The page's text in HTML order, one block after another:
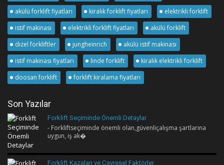
akülü forklift fiyatları
kiralık forklift fiyatları
elektrikli forklift
istif makinası
elektrikli forklift fiyatları
akülü forklift
dizel forkliftler
jungheinrich
akülü istif makinası
istif makinası fiyatları
linde forklift
kiralık elektrikli forklift
doosan forklift
forklift kiralama fiyatları
Son Yazılar
Forklift Seçiminde Önemli Detaylar
- Forkliftseçiminde önemli olan,güvenliçalışma şartlarına
uygun, iş ak�
Forklift Kazaları ve Çevresel Faktörler